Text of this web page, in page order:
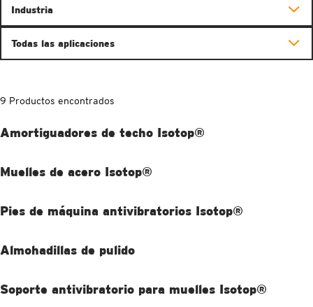
Industria
Todas las aplicaciones
9 Productos encontrados
Amortiguadores de techo Isotop®
Muelles de acero Isotop®
Pies de máquina antivibratorios Isotop®
Almohadillas de pulido
Soporte antivibratorio para muelles Isotop®